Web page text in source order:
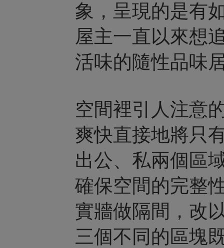
象，呈現的是有
屋主一直以來想
活味的隨性品味
空間裡引人注意
爽快直接地將只
出公、私兩個區
確保空間的完整
實牆做隔間，改
三個不同的區塊